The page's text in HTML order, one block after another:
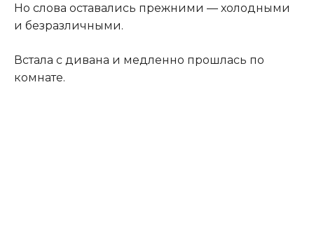
Но слова оставались прежними — холодными
и безразличными.
Встала с дивана и медленно прошлась по
комнате.